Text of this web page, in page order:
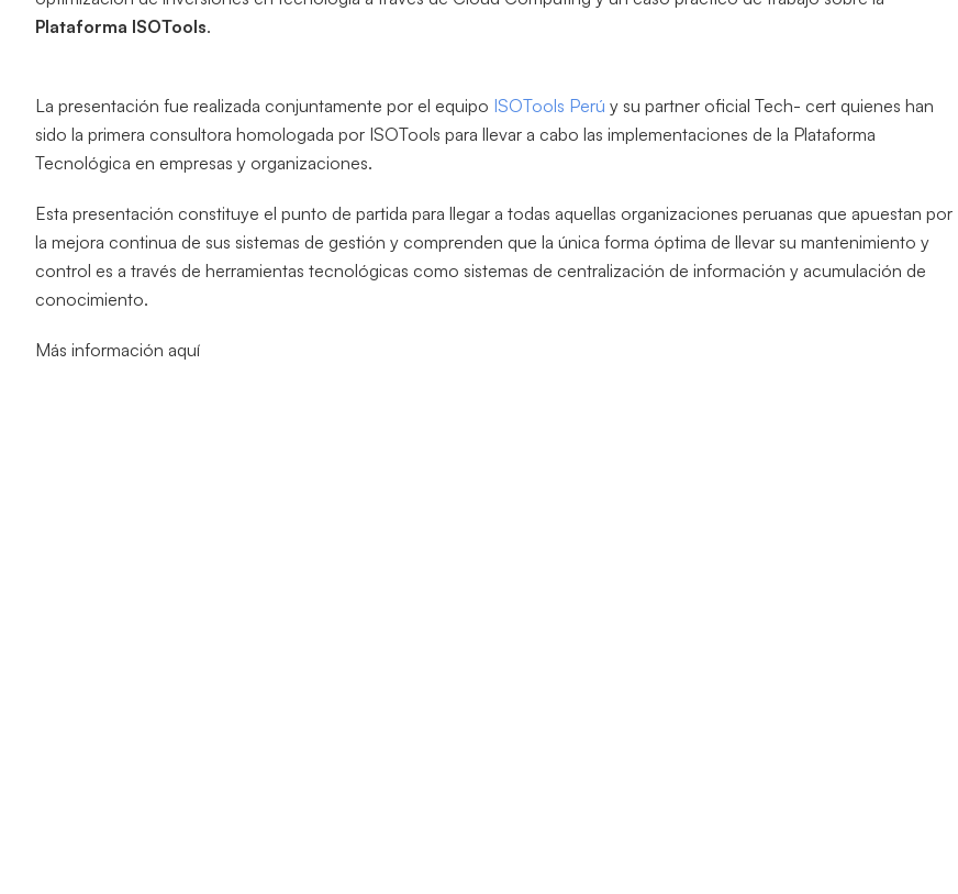
Plataforma ISOTools.
La presentación fue realizada conjuntamente por el equipo ISOTools Perú y su partner oficial Tech- cert quienes han
sido la primera consultora homologada por ISOTools para llevar a cabo las implementaciones de la Plataforma
Tecnológica en empresas y organizaciones.
Esta presentación constituye el punto de partida para llegar a todas aquellas organizaciones peruanas que apuestan por
la mejora continua de sus sistemas de gestión y comprenden que la única forma óptima de llevar su mantenimiento y
control es a través de herramientas tecnológicas como sistemas de centralización de información y acumulación de
conocimiento.
Más información aquí